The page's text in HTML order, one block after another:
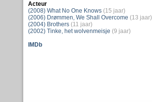
Acteur
(2008) What No One Knows (15 jaar)
(2006) Drømmen, We Shall Overcome (13 jaar)
(2004) Brothers (11 jaar)
(2002) Tinke, het wolvenmeisje (9 jaar)
IMDb